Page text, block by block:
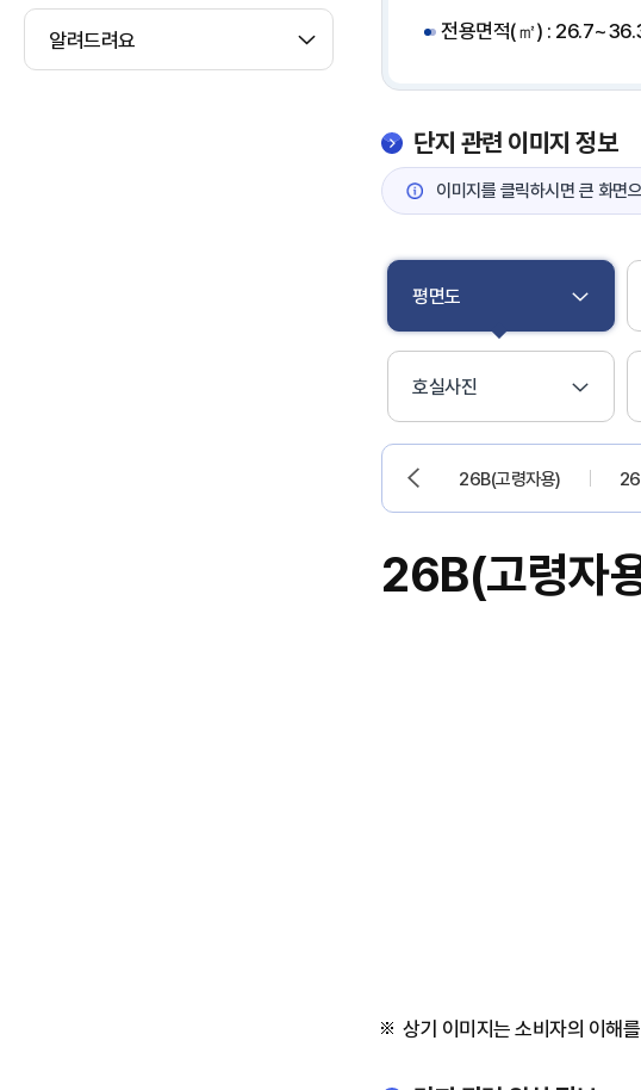
알려드려요
전용면적(㎡) :
단지 관련 이미지 정보
이미지를 클릭하시면 큰 화면
평면도
호실사진
26B(고령자용)
26B(고령자
상기 이미지는 소비자의 이해